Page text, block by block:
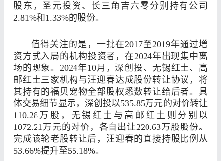
股东，圣元投资、 长三角 吉六零分别持有公司
2.81%和1.33%的股份。
值得关注的是，一批在2017至2019年通过增
资方式入局的机构投资者，在2024年出现集中离
场的现象。2024年10月，深创投、无锡红土、高
邮红土三家机构与汪迎春达成股份转让协议，将
其持有的福贝宠物全部股权悉数转让给后者。具
体交易细节显示，深创投以535.85万元的对价转让
110.28万股，无锡红土与高邮红土则分别以
1072.21万元的对价，各自出让220.63万股股份。
完成该轮老股转让后，汪迎春的直接持股比例从
53.66%提升至55.18%。